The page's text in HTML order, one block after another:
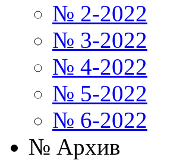
№ 2-2022
№ 3-2022
№ 4-2022
№ 5-2022
№ 6-2022
№ Архив